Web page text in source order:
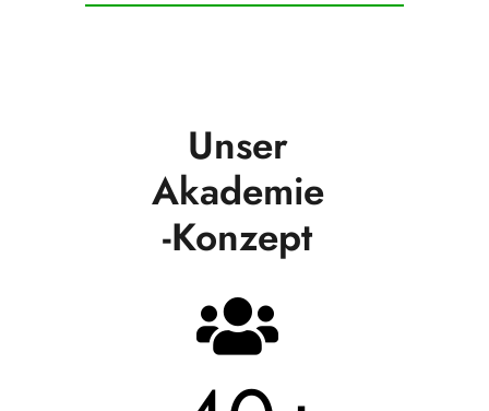
Unser
Akademie
-Konzept